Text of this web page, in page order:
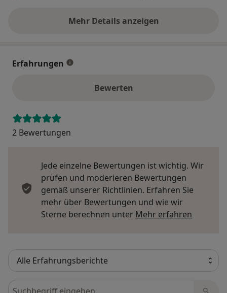
Mehr Details anzeigen
über die Adresse
Erfahrungen
Bewerten
2 Bewertungen
Jede einzelne Bewertungen ist wichtig. Wir
prüfen und moderieren Bewertungen
gemäß unserer Richtlinien. Erfahren Sie
mehr über Bewertungen und wie wir
Sterne berechnen unter Mehr erfahren
Bewertungen durchsuchen